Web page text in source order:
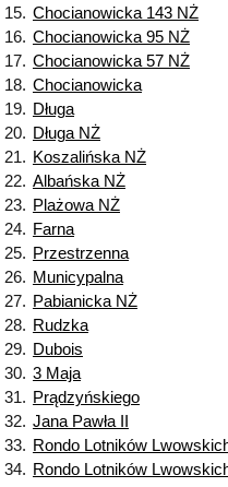
15. Chocianowicka 143 NŻ
16. Chocianowicka 95 NŻ
17. Chocianowicka 57 NŻ
18. Chocianowicka
19. Długa
20. Długa NŻ
21. Koszalińska NŻ
22. Albańska NŻ
23. Plażowa NŻ
24. Farna
25. Przestrzenna
26. Municypalna
27. Pabianicka NŻ
28. Rudzka
29. Dubois
30. 3 Maja
31. Prądzyńskiego
32. Jana Pawła II
33. Rondo Lotników
34. Rondo Lotników